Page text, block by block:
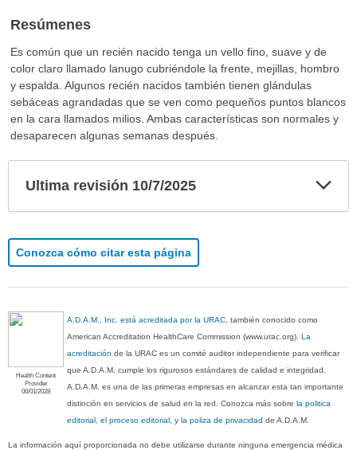
Resúmenes
Es común que un recién nacido tenga un vello fino, suave y de
color claro llamado lanugo cubriéndole la frente, mejillas, hombro
y espalda. Algunos recién nacidos también tienen glándulas
sebáceas agrandadas que se ven como pequeños puntos blancos
en la cara llamados milios. Ambas características son normales y
desaparecen algunas semanas después.
Ultima revisión 10/7/2025
Conozca cómo citar esta página
Health Content
Provider
06/01/2028
A.D.A.M., Inc. está acreditada por la URAC , también conocido como
American Accreditation HealthCare Commission (www.urac.org).La
acreditación de la URAC es un comité auditor independiente para verificar
que A.D.A.M. cumple los rigurosos estándares de calidad e integridad.
A.D.A.M. es una de las primeras empresas en alcanzar esta tan importante
distinción en servicios de salud en la red. Conozca más sobrela politica
editorial, el proceso editorial , yla poliza de privacidad de A.D.A.M.
La información aquí proporcionada no debe utilizarse durante ninguna emergencia médica